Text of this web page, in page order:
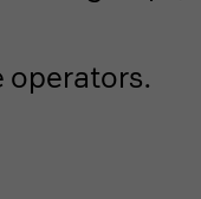
operators.